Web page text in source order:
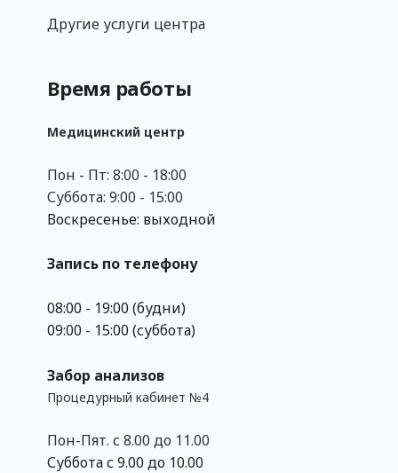
Другие услуги центра
Время работы
Медицинский центр
Пон - Пт: 8:00 - 18:00
Суббота: 9:00 - 15:00
Воскресенье: выходной
Запись по телефону
08:00 - 19:00 (будни)
09:00 - 15:00 (суббота)
Забор анализов
Процедурный кабинет №4
Пон-Пят. с 8.00 до 11.00
Суббота с 9.00 до 10.00